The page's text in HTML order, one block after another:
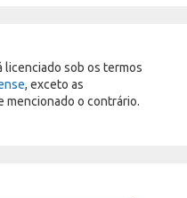
sob os termos
, exceto as
mencionado o contrário.